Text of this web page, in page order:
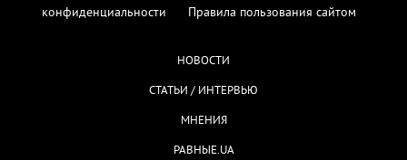
конфиденциальности
Правила пользования сайтом
НОВОСТИ
СТАТЬИ / ИНТЕРВЬЮ
МНЕНИЯ
РАВНЫЕ.UA